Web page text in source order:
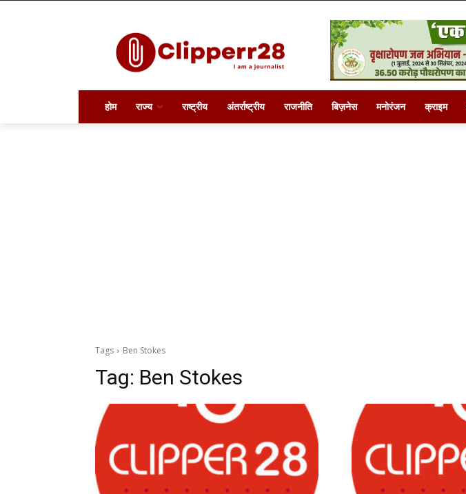
होम राज्य राष्ट्रीय अंतर्राष्ट्रीय राजनीति बिज़नेस मनोरंजन क्राइम
Tags Ben Stokes
Tag: Ben Stokes